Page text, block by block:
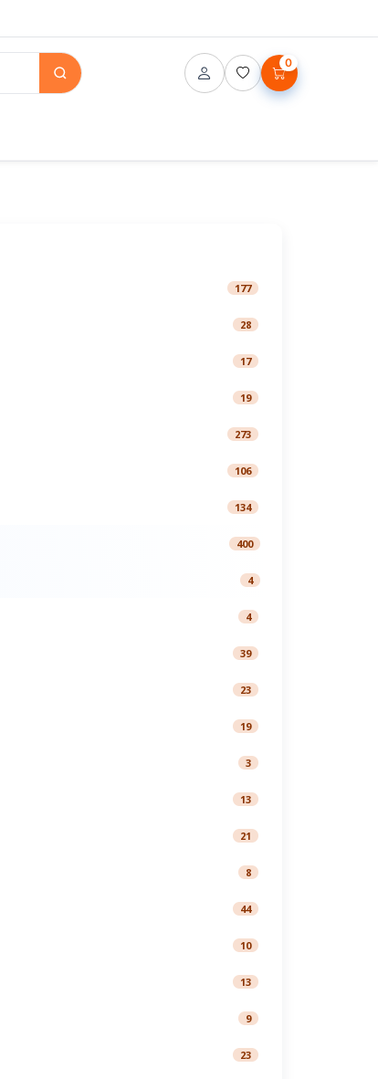
0
177
28
17
19
273
106
134
400
4
4
39
23
19
3
13
21
8
44
10
13
9
23